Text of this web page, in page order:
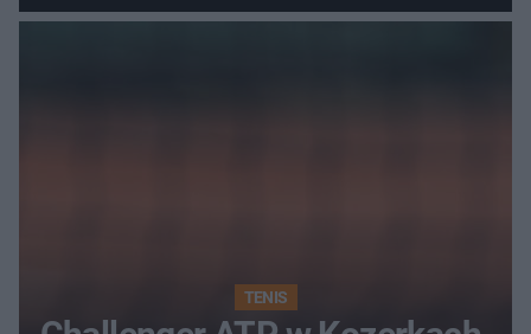
najwięcej punktów?
TENIS